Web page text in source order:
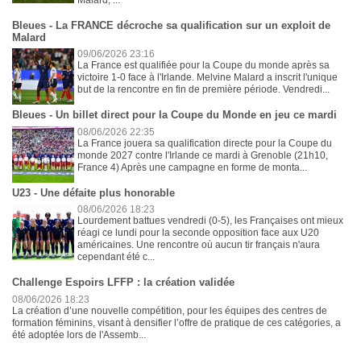
Bleues - La FRANCE décroche sa qualification sur un exploit de
Malard
09/06/2026 23:16
La France est qualifiée pour la Coupe du monde après sa
victoire 1-0 face à l'Irlande. Melvine Malard a inscrit l'unique
but de la rencontre en fin de première période. Vendredi...
Bleues - Un billet direct pour la Coupe du Monde en jeu ce mardi
08/06/2026 22:35
La France jouera sa qualification directe pour la Coupe du
monde 2027 contre l'Irlande ce mardi à Grenoble (21h10,
France 4) Après une campagne en forme de monta...
U23 - Une défaite plus honorable
08/06/2026 18:23
Lourdement battues vendredi (0-5), les Françaises ont mieux
réagi ce lundi pour la seconde opposition face aux U20
américaines. Une rencontre où aucun tir français n'aura
cependant été c...
Challenge Espoirs LFFP : la création validée
08/06/2026 18:23
La création d’une nouvelle compétition, pour les équipes des centres de
formation féminins, visant à densifier l’offre de pratique de ces catégories, a
été adoptée lors de l'Assemb...